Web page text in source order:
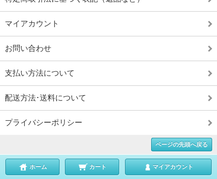
マイアカウント
お問い合わせ
支払い方法について
配送方法･送料について
プライバシーポリシー
ページの先頭へ戻る
ホーム カート マイアカウント